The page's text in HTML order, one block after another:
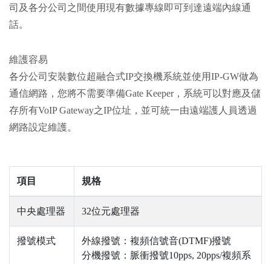
司及各分公司之間使用現有數據專線即可到達遠端內線通
話。
維護容易
各分公司安裝數位超融合式IP交換機系統並使用IP-GW做為
通信網路，您將不需要準備Gate Keeper，系統可以對應及儲
存所有VoIP Gateway之IP位址，並可統一由遠端護人員透過
網路設定維護。
項目 規格
中央處理器 32位元處理器
撥號模式
外線撥號：複頻信號音(DTMF)撥號
分機撥號：脈衝撥號10pps, 20pps/複頻系